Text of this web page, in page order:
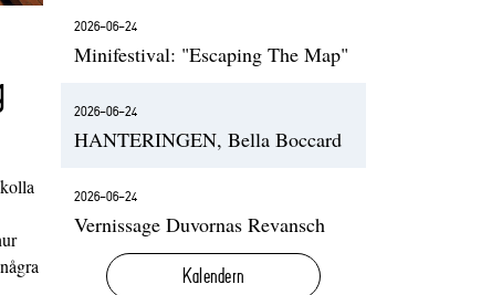
2026-06-24
Minifestival: "Escaping The Map"
2026-06-24
HANTERINGEN, Bella Boccard
2026-06-24
Vernissage Duvornas Revansch
Kalendern